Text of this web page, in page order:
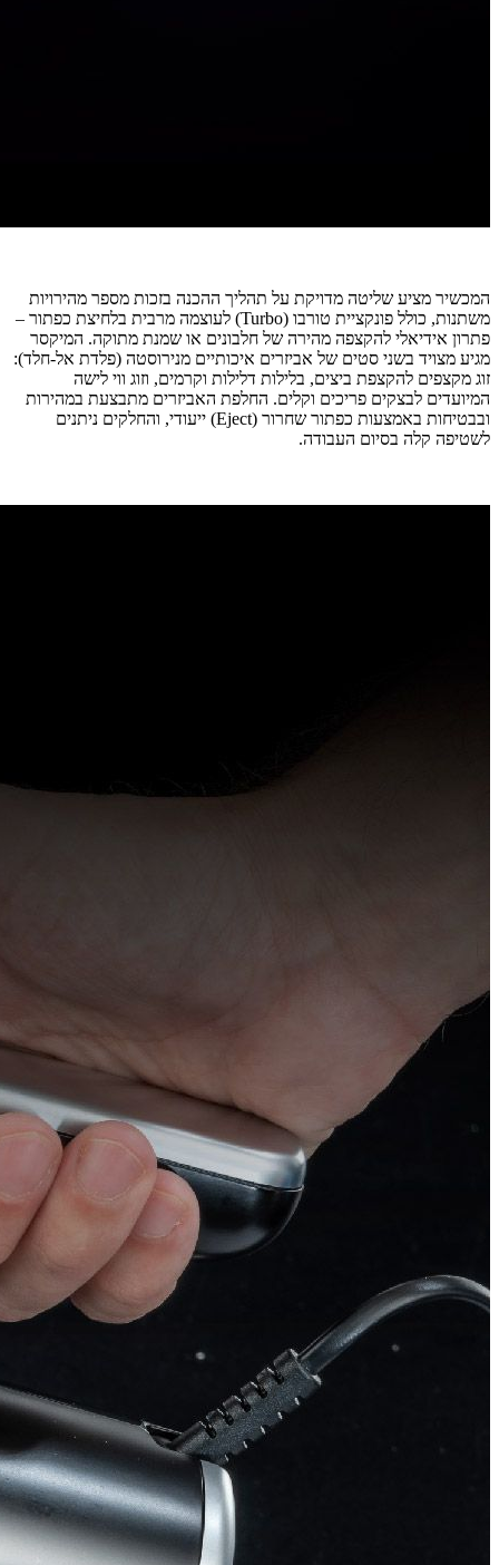
המכשיר מציע שליטה מדויקת על תהליך ההכנה בזכות מספר מהירויות
משתנות, כולל פונקציית טורבו (Turbo) לעוצמה מרבית בלחיצת כפתור –
פתרון אידיאלי להקצפה מהירה של חלבונים או שמנת מתוקה. המיקסר
מגיע מצויד בשני סטים של אביזרים איכותיים מנירוסטה (פלדת אל-חלד):
זוג מקצפים להקצפת ביצים, בלילות דלילות וקרמים, וזוג ווי לישה
המיועדים לבצקים פריכים וקלים. החלפת האביזרים מתבצעת במהירות
ובבטיחות באמצעות כפתור שחרור (Eject) ייעודי, והחלקים ניתנים
לשטיפה קלה בסיום העבודה.